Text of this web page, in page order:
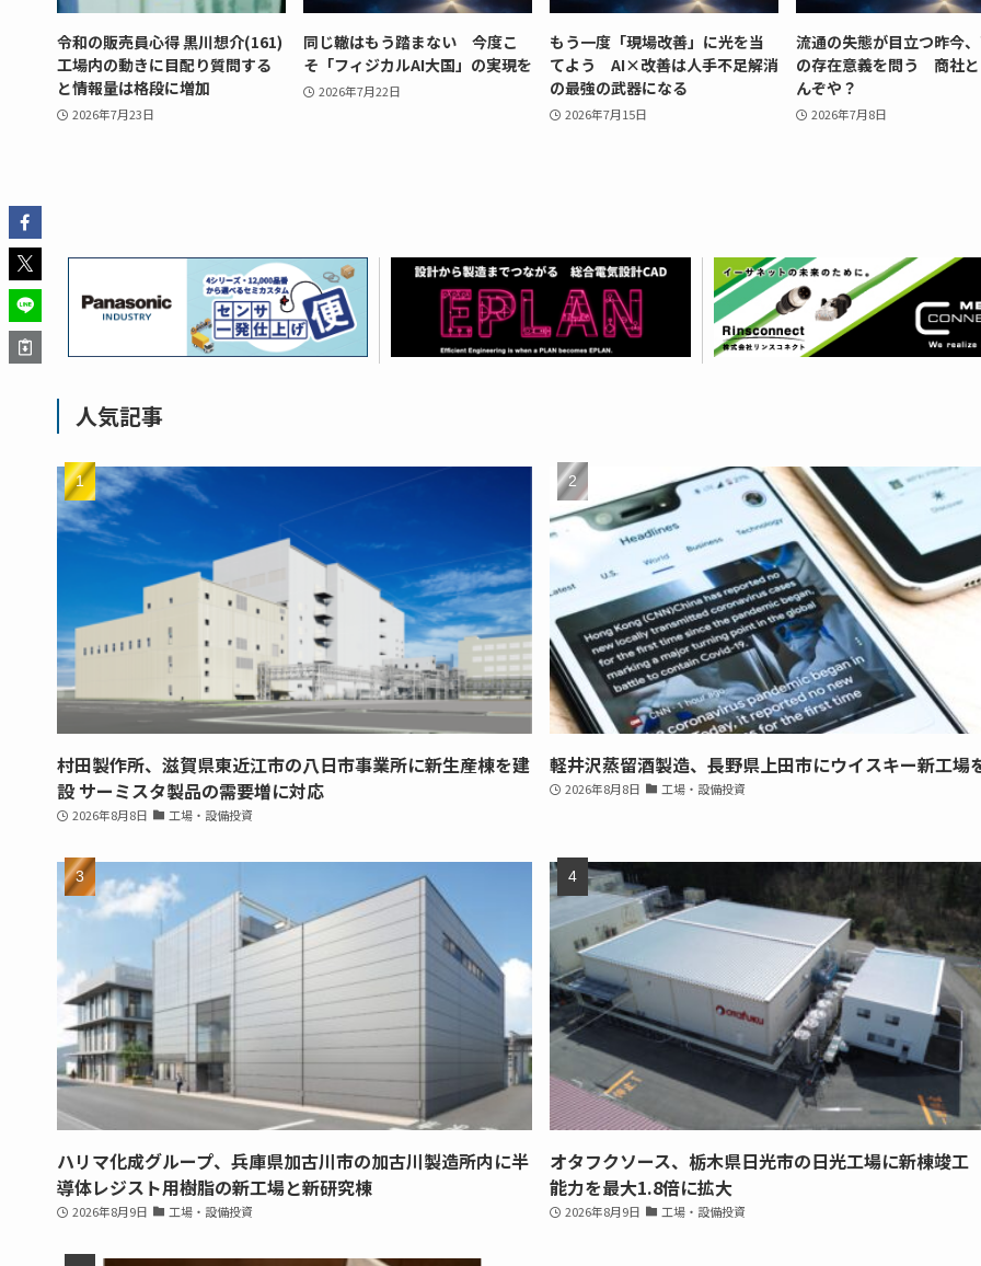
令和の販売員心得 黒川想介(161)
工場内の動きに目配り質問する
と情報量は格段に増加
2026年7月23日
同じ轍はもう踏まない 今度こ
そ「フィジカルAI大国」の実現を
2026年7月22日
もう一度「現場改善」に光を当
てよう AI×改善は人手不足解消
の最強の武器になる
2026年7月15日
流通の失態が目立つ昨今
の存在意義を問う 商社
んぞや？
2026年7月8日
人気記事
村田製作所、滋賀県東近江市の八日市事業所に新生産棟を建
設 サーミスタ製品の需要増に対応
2026年8月8日 工場・設備投資
軽井沢蒸留酒製造、長野県上田市にウイスキー新工場
2026年8月8日 工場・設備投資
ハリマ化成グループ、兵庫県加古川市の加古川製造所内に半
導体レジスト用樹脂の新工場と新研究棟
2026年8月9日 工場・設備投資
オタフクソース、栃木県日光市の日光工場に新棟竣
能力を最大1.8倍に拡大
2026年8月9日 工場・設備投資